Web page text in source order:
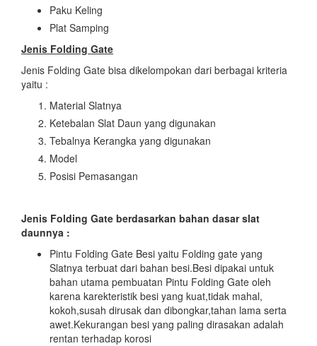
Paku Keling
Plat Samping
Jenis Folding Gate
Jenis Folding Gate bisa dikelompokan dari berbagai kriteria
yaitu :
Material Slatnya
Ketebalan Slat Daun yang digunakan
Tebalnya Kerangka yang digunakan
Model
Posisi Pemasangan
Jenis Folding Gate berdasarkan bahan dasar slat
daunnya :
Pintu Folding Gate Besi yaitu Folding gate yang
Slatnya terbuat dari bahan besi.Besi dipakai untuk
bahan utama pembuatan Pintu Folding Gate oleh
karena karekteristik besi yang kuat,tidak mahal,
kokoh,susah dirusak dan dibongkar,tahan lama serta
awet.Kekurangan besi yang paling dirasakan adalah
rentan terhadap korosi